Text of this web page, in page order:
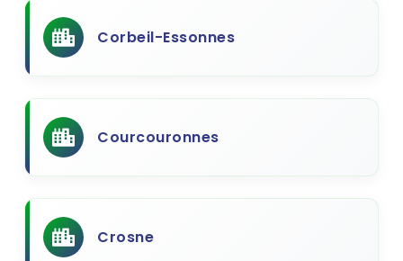
Corbeil-Essonnes
Courcouronnes
Crosne